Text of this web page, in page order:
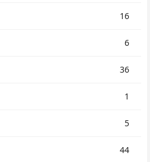
16
6
36
1
5
44